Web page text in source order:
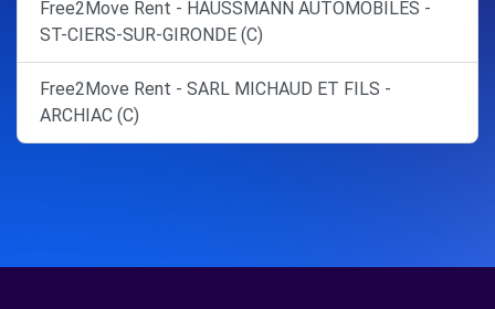
Free2Move Rent - HAUSSMANN AUTOMOBILES -
ST-CIERS-SUR-GIRONDE (C)
Free2Move Rent - SARL MICHAUD ET FILS -
ARCHIAC (C)